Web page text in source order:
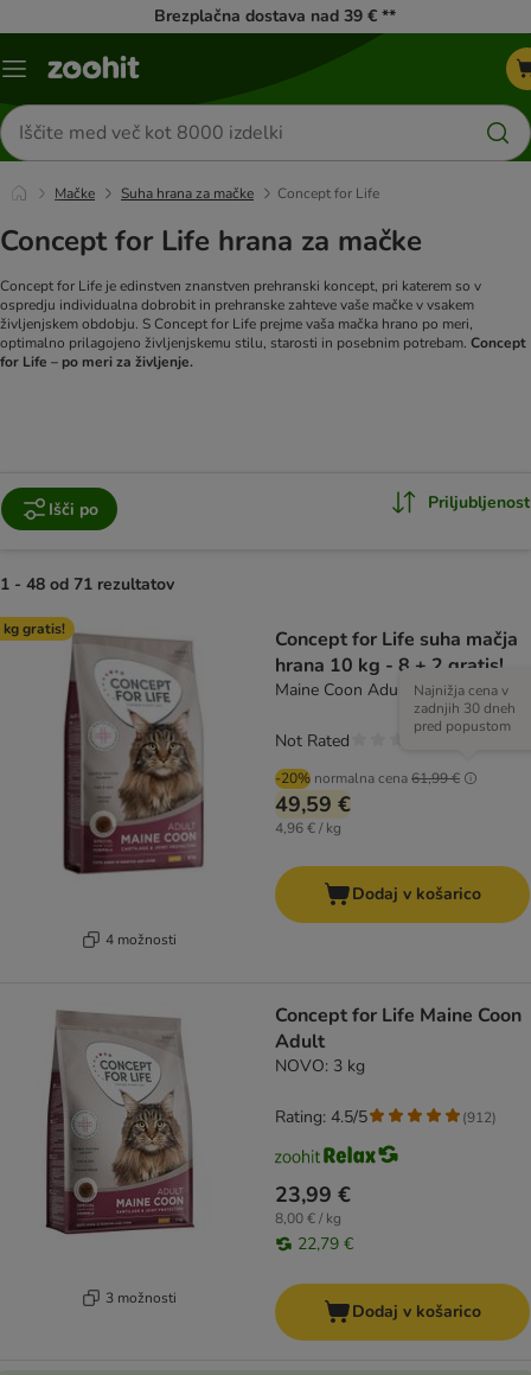
Brezplačna dostava nad 39 € **
Meni
Iskanje
izdelkov
Mačke Suha hrana za mačke Concept for Life
Concept for Life hrana za mačke
Concept for Life je edinstven znanstven prehranski koncept, pri katerem so v
ospredju individualna dobrobit in prehranske zahteve vaše mačke v vsakem
življenjskem obdobju. S Concept for Life prejme vaša mačka hrano po meri,
optimalno prilagojeno življenjskemu stilu, starosti in posebnim potrebam. Concept
for Life – po meri za življenje.
Išči po Priljubljenost
1 - 48 od 71 rezultatov
product items have been changed
kg gratis!
4 možnosti
Concept for Life suha mačja
hrana 10 kg - 8 + 2 gratis!
Maine Coon Adult
-20% normalna cena61,99 €
Najnižja cena v
zadnjih 30 dneh
pred popustom
49,59 €
4,96 € / kg
Not Rated
Dodaj v košarico
3 možnosti
Concept for Life Maine Coon
Adult
NOVO: 3 kg
23,99 €
8,00 € / kg
22,79 €
Rating: 4.5/5 (912)
Dodaj v košarico